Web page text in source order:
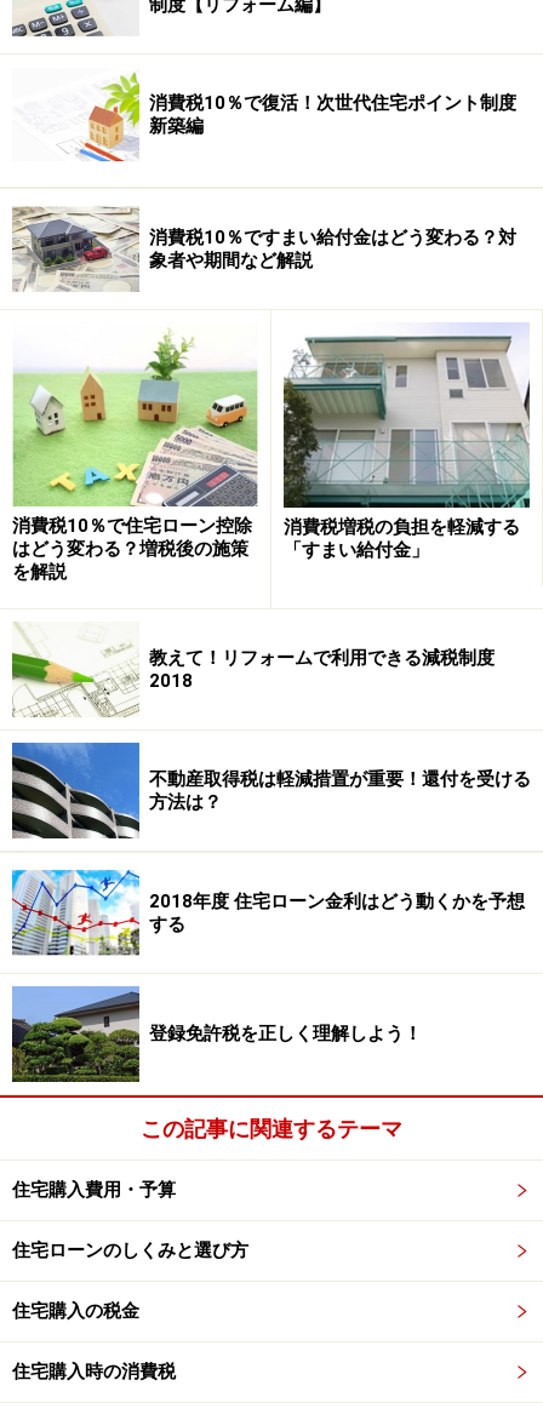
いため、実質的に中古一戸建て住宅を対象とした特例だ
といえるでしょう。
なお、手続きにあたっては売買契約締結後、その引き渡
確定していない場合は仮申請）または既存住宅売買瑕疵
保険の申込みをすることが必要です。
そして、引き渡しを受けた後に耐震改修工事を行ない、
入居する日までに所定の証明を受けなければなりませ
ん。
また、住宅ローン控除だけでなく、直系尊属から住宅取
得等資金の贈与を受けた場合の贈与税の非課税措置、住
宅取得等資金に係る相続時精算課税制度の特例措置、既
存住宅に係る不動産取得税
の特例措置についても同様の
改正が行なわれました。
ただし、贈与税に関する非課税措置や特例措置を受ける
場合には贈与を受けた年の翌年3月15日まで、不動産取
得税の特例措置を受ける場合には家屋の取得後6か月以
内に、耐震改修工事を終えたうえで所定の証明を受ける
ことが必要です。
買取再販物件を購入した場合の登録免許税
を軽減
今回の改正では、
た中古住宅において「一定の質の向上を図るための特定
の増改築等」が行なわれた場合に、それを購入した個人
に対して登録免許税の軽減が図られることになりまし
所有権移転 登記に係る登録免許税の税率は一般住宅の特
例が0.3％（本則2.0％）のところ、一定の買取再販物件
28年3月31日までの2年間です。
ただし、次の要件を満たすことが必要です。軽減を受け
ることのできる中古住宅かどうかは、売買契約の前に売
消費税10％で復活！次世代住宅ポイント制度
新築編
消費税10％ですまい給付金はどう変わる？対
象者や期間など解説
消費税10％で住宅ローン控除
はどう変わる？増税後の施策
を解説
消費税増税の負担を軽減する
「すまい給付金」
教えて！リフォームで利用できる減税制度
2018
不動産取得税は軽減措置が重要！還付を受ける
方法は？
2018年度 住宅ローン金利はどう動くかを予想
する
登録免許税を正しく理解しよう！
この記事に関連するテーマ
住宅購入費用・予算
住宅ローンのしくみと選び方
住宅購入の税金
住宅購入時の消費税